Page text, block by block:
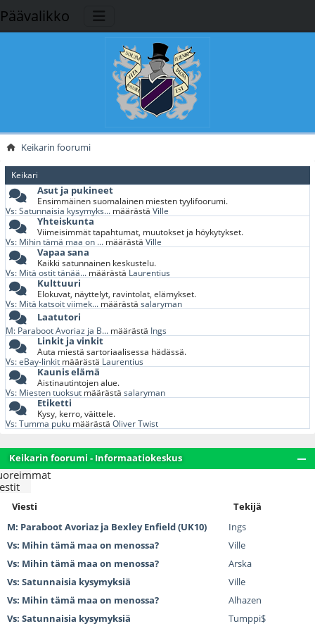
Päävalikko
Keikarin foorumi
Keikari
Asut ja pukineet
Ensimmäinen suomalainen miesten tyylifoorumi.
Vs: Satunnaisia kysymyks... määrästäVille
Yhteiskunta
Viimeisimmät tapahtumat, muutokset ja höykytykset.
Vs: Mihin tämä maa on ... määrästäVille
Vapaa sana
Kaikki satunnainen keskustelu.
Vs: Mitä ostit tänää... määrästä Laurentius
Kulttuuri
Elokuvat, näyttelyt, ravintolat, elämykset.
Vs: Mitä katsoit viimek... määrästäsalaryman
Laatutori
M: Paraboot Avoriaz ja B... määrästä Ings
Linkit ja vinkit
Auta miestä sartoriaalisessa hädässä.
Vs: eBay-linkit määrästä Laurentius
Kaunis elämä
Aistinautintojen alue.
Vs: Miesten tuoksut määrästäsalaryman
Etiketti
Kysy, kerro, väittele.
Vs: Tumma puku määrästäOliver Twist
Keikarin foorumi - Informaatiokeskus
Viesti
Tekijä
M: Paraboot Avoriaz ja Bexley Enfield (UK10)
Ings
Vs: Mihin tämä maa on menossa?
Ville
Vs: Mihin tämä maa on menossa?
Arska
Vs: Satunnaisia kysymyksiä
Ville
Vs: Mihin tämä maa on menossa?
Alhazen
Vs: Satunnaisia kysymyksiä
Tumppi$